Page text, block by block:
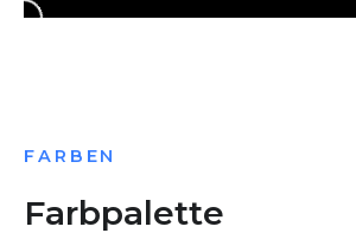
FARBEN
Farbpalette